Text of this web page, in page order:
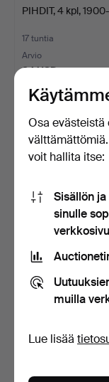
PIHDIT, 4 kpl,
17 tuntia
Arvio
64 USD
SAARA
"Flicka med hatt".
18 tuntia
3 tarjousta
Osa evästeistä
voit hallita itse:
Sisällön
sinulle
muilla
Lue lisää